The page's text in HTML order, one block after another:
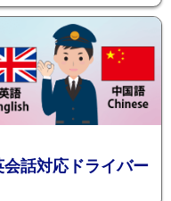
介
会話対応ドライバー